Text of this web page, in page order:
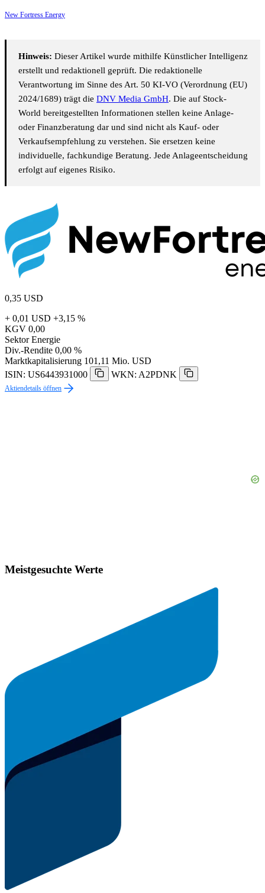
New Fortress Energy
Hinweis: Dieser Artikel wurde mithilfe Künstlicher Intelligenz
erstellt und redaktionell geprüft. Die redaktionelle
Verantwortung im Sinne des Art. 50 KI-VO (Verordnung (EU)
2024/1689) trägt die DNV Media GmbH. Die auf Stock-
World bereitgestellten Informationen stellen keine Anlage-
oder Finanzberatung dar und sind nicht als Kauf- oder
Verkaufsempfehlung zu verstehen. Sie ersetzen keine
individuelle, fachkundige Beratung. Jede Anlageentscheidung
erfolgt auf eigenes Risiko.
0,35 USD
+ 0,01 USD +3,15 %
KGV 0,00
Sektor Energie
Div.-Rendite 0,00 %
Marktkapitalisierung 101,11 Mio. USD
ISIN: US6443931000
WKN: A2PDNK
Aktiendetails öffnen
Meistgesuchte Werte